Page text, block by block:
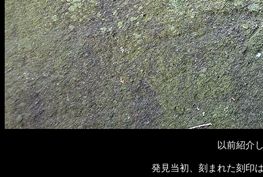
以前紹介
発見当初、刻まれた刻印